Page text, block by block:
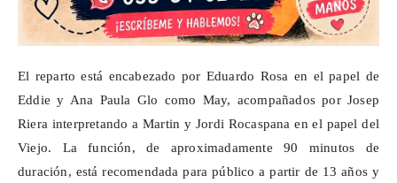
El reparto está encabezado por Eduardo Rosa en el papel de
Eddie y Ana Paula Glo como May, acompañados por Josep
Riera interpretando a Martin y Jordi Rocaspana en el papel del
Viejo. La función, de aproximadamente 90 minutos de
duración, está recomendada para público a partir de 13 años y